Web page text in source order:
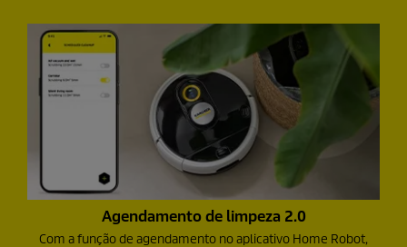
Agendamento de limpeza 2.0
Com a função de agendamento no aplicativo Home Robot,